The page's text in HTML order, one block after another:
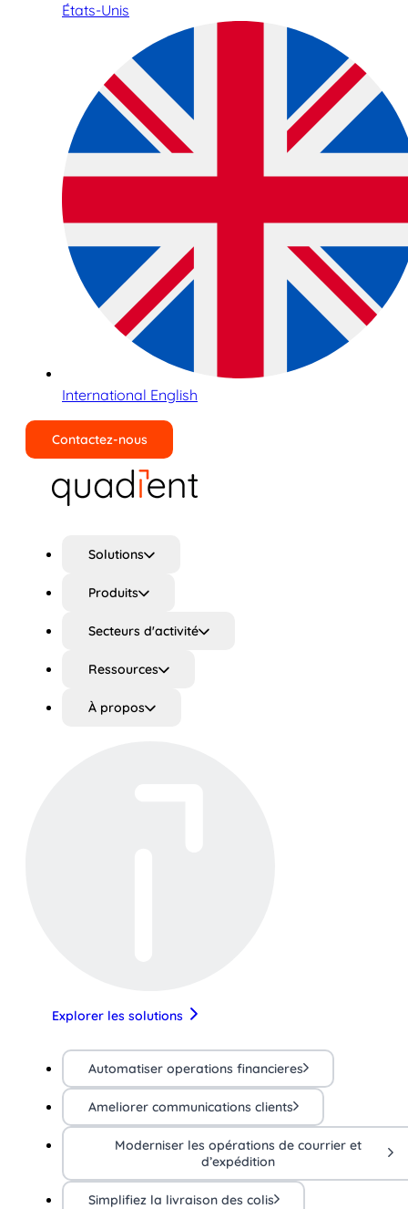
États-Unis
International English
Contactez-nous
Solutions
Produits
Secteurs d'activité
Ressources
À propos
Explorer les solutions
Automatiser operations financieres
Ameliorer communications clients
Moderniser les opérations de courrier et
d’expédition
Simplifiez la livraison des colis